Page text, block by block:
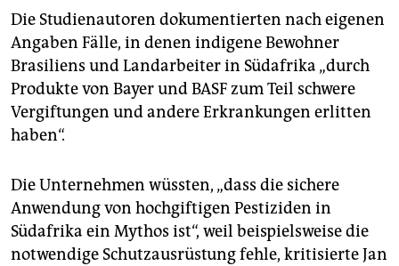
Die Studienautoren dokumentierten nach eigenen
Angaben Fälle, in denen indigene Bewohner
Brasiliens und Landarbeiter in Südafrika „durch
Produkte von Bayer und BASF zum Teil schwere
Vergiftungen und andere Erkrankungen erlitten
haben“.
Die Unternehmen wüssten, „dass die sichere
Anwendung von hochgiftigen Pestiziden in
Südafrika ein Mythos ist“, weil beispielsweise die
notwendige Schutzausrüstung fehle, kritisierte Jan